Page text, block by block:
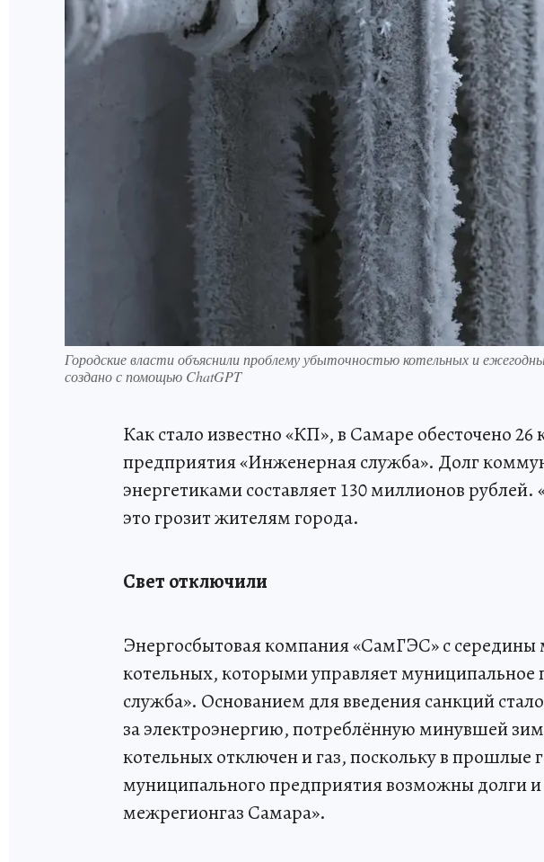
Городские власти объяснили проблему убыточностью котельных и
создано с помощью ChatGPT
Как стало известно «КП», в Самаре обесточено
предприятия «Инженерная служба». Долг
энергетиками составляет 130 миллионов
это грозит жителям города.
Свет отключили
Энергосбытовая компания «СамГЭС» с середины
котельных, которыми управляет
служба». Основанием для введения санкций
за электроэнергию, потреблённую минувшей
котельных отключен и газ, поскольку в прошлые
муниципального предприятия возможны долги и
межрегионгаз Самара».